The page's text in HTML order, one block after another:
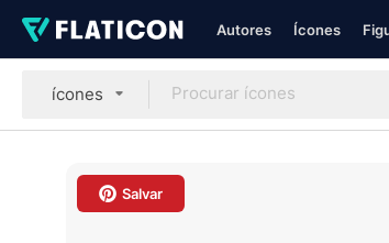
Autores Ícones
ícones
Salvar